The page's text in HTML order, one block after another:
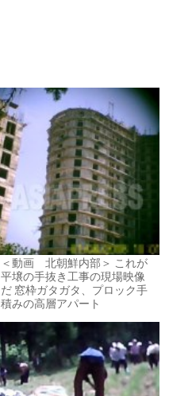
＜動画 北朝鮮内部＞ これが
平壌の手抜き工事の現場映像
だ 窓枠ガタガタ、プロック手
積みの高層アパート